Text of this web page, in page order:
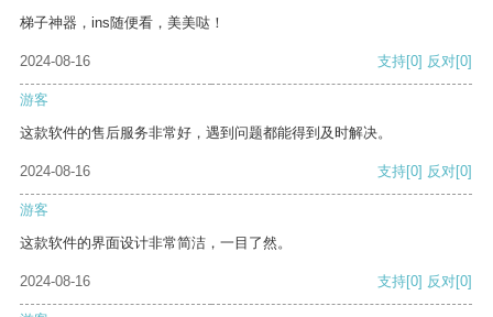
梯子神器，ins随便看，美美哒！
2024-08-16 支持[0] 反对[0]
游客
这款软件的售后服务非常好，遇到问题都能得到及时解决。
2024-08-16 支持[0] 反对[0]
游客
这款软件的界面设计非常简洁，一目了然。
2024-08-16 支持[0] 反对[0]